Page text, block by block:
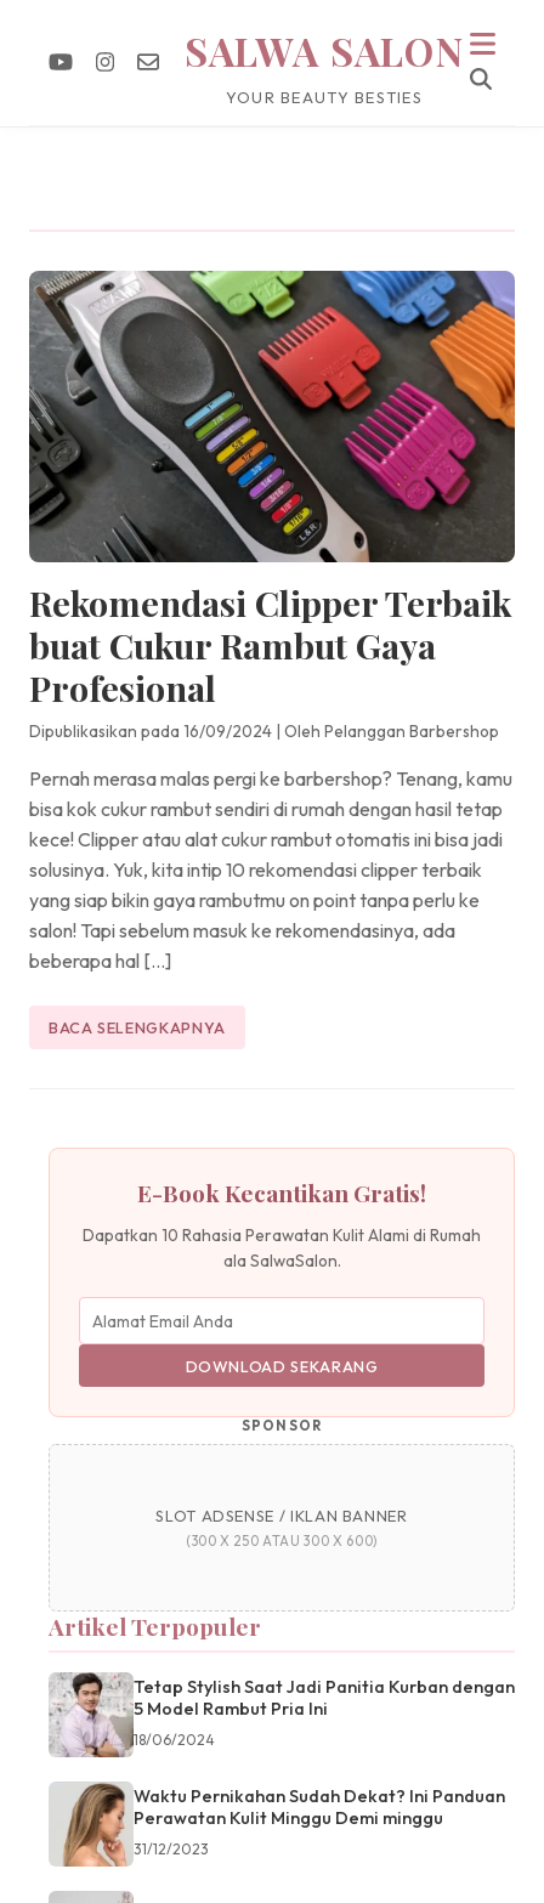
SALWA SALON
YOUR BEAUTY BESTIES
Rekomendasi Clipper Terbaik
buat Cukur Rambut Gaya
Profesional
Dipublikasikan pada 16/09/2024 | Oleh Pelanggan Barbershop
Pernah merasa malas pergi ke barbershop? Tenang, kamu
bisa kok cukur rambut sendiri di rumah dengan hasil tetap
kece! Clipper atau alat cukur rambut otomatis ini bisa jadi
solusinya. Yuk, kita intip 10 rekomendasi clipper terbaik
yang siap bikin gaya rambutmu on point tanpa perlu ke
salon! Tapi sebelum masuk ke rekomendasinya, ada
beberapa hal […]
BACA SELENGKAPNYA
E-Book Kecantikan Gratis!
Dapatkan 10 Rahasia Perawatan Kulit Alami di Rumah
ala SalwaSalon.
DOWNLOAD SEKARANG
SPONSOR
SLOT ADSENSE / IKLAN BANNER
(300 X 250 ATAU 300 X 600)
Artikel Terpopuler
Tetap Stylish Saat Jadi Panitia Kurban dengan
5 Model Rambut Pria Ini
18/06/2024
Waktu Pernikahan Sudah Dekat? Ini Panduan
Perawatan Kulit Minggu Demi minggu
31/12/2023